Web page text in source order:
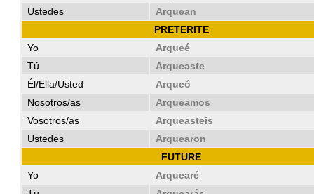
Ustedes
Arquean
PRETERITE
Yo
Arqueé
Tú
Arqueaste
Él/Ella/Usted
Arqueó
Nosotros/as
Arqueamos
Vosotros/as
Arqueasteis
Ustedes
Arquearon
FUTURE
Yo
Arquearé